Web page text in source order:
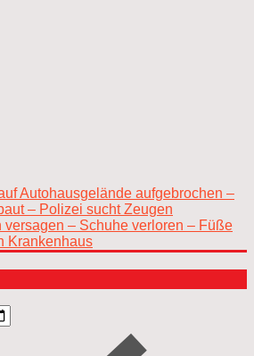
Autohausgelände aufgebrochen –
– Polizei sucht Zeugen
versagen – Schuhe verloren – Füße
Krankenhaus